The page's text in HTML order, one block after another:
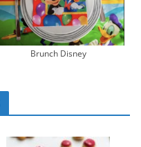
Brunch Disney